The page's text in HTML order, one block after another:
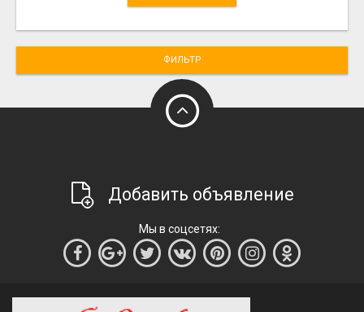
ФИЛЬТР
Добавить объявление
Мы в соцсетях: